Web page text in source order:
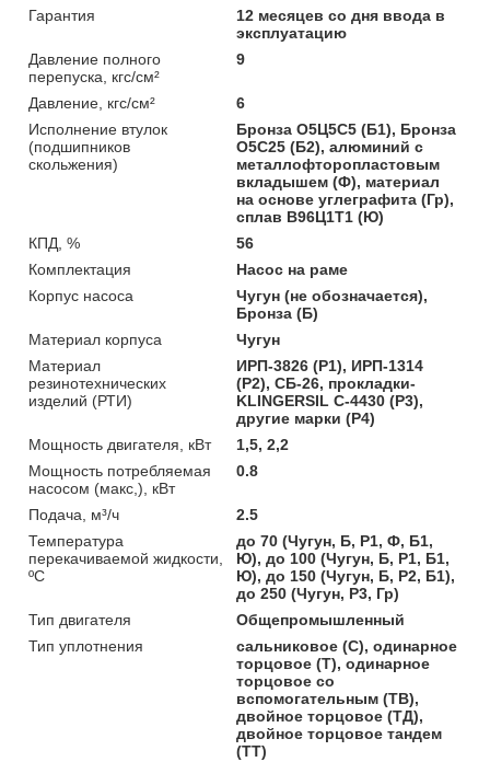
Гарантия
12 месяцев со дня ввода в
эксплуатацию
Давление полного
перепуска, кгс/см²
9
Давление, кгс/см²
6
Исполнение втулок
(подшипников
скольжения)
Бронза О5Ц5С5 (Б1), Бронза
О5С25 (Б2), алюминий с
металлофторопластовым
вкладышем (Ф), материал
на основе углеграфита (Гр),
сплав B96Ц1Т1 (Ю)
КПД, %
56
Комплектация
Насос на раме
Корпус насоса
Чугун (не обозначается),
Бронза (Б)
Материал корпуса
Чугун
Материал
резинотехнических
изделий (РТИ)
ИРП-3826 (Р1), ИРП-1314
(Р2), СБ-26, прокладки-
KLINGERSIL C-4430 (Р3),
другие марки (Р4)
Мощность двигателя, кВт
1,5, 2,2
Мощность потребляемая
насосом (макс,), кВт
0.8
Подача, м³/ч
2.5
Температура
перекачиваемой жидкости,
ºС
до 70 (Чугун, Б, Р1, Ф, Б1,
Ю), до 100 (Чугун, Б, Р1, Б1,
Ю), до 150 (Чугун, Б, Р2, Б1),
до 250 (Чугун, Р3, Гр)
Тип двигателя
Общепромышленный
Тип уплотнения
сальниковое (С), одинарное
торцовое (Т), одинарное
торцовое со
вспомогательным (ТВ),
двойное торцовое (ТД),
двойное торцовое тандем
(ТТ)